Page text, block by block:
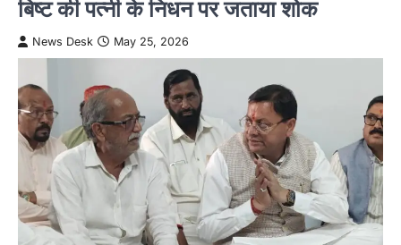
बिष्ट की पत्नी के निधन पर जताया शोक
News Desk May 25, 2026